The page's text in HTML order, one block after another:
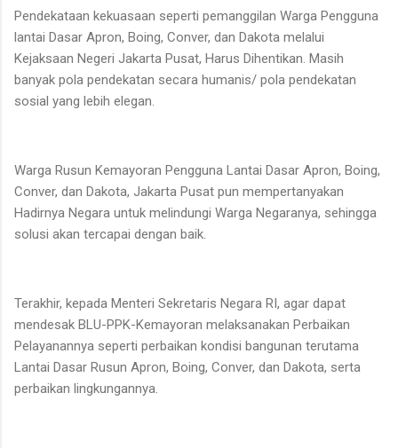
Pendekataan kekuasaan seperti pemanggilan Warga Pengguna
lantai Dasar Apron, Boing, Conver, dan Dakota melalui
Kejaksaan Negeri Jakarta Pusat, Harus Dihentikan. Masih
banyak pola pendekatan secara humanis/ pola pendekatan
sosial yang lebih elegan.
Warga Rusun Kemayoran Pengguna Lantai Dasar Apron, Boing,
Conver, dan Dakota, Jakarta Pusat pun mempertanyakan
Hadirnya Negara untuk melindungi Warga Negaranya, sehingga
solusi akan tercapai dengan baik.
Terakhir, kepada Menteri Sekretaris Negara RI, agar dapat
mendesak BLU-PPK-Kemayoran melaksanakan Perbaikan
Pelayanannya seperti perbaikan kondisi bangunan terutama
Lantai Dasar Rusun Apron, Boing, Conver, dan Dakota, serta
perbaikan lingkungannya.